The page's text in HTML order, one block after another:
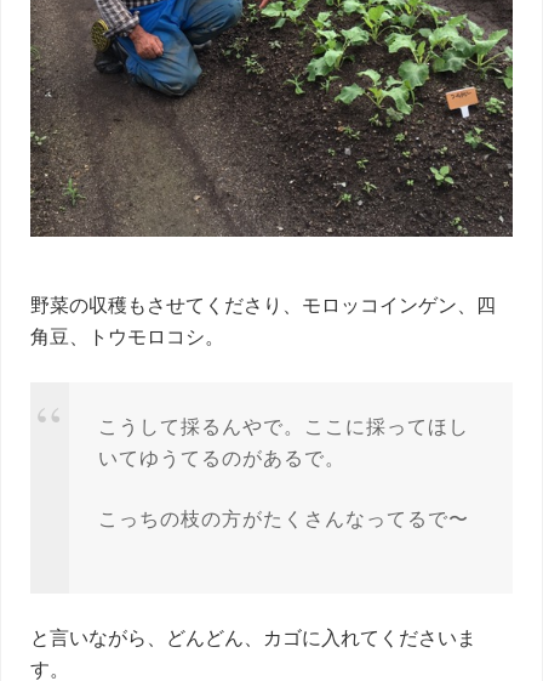
野菜の収穫もさせてくださり、モロッコインゲン、四
角豆、トウモロコシ。
こうして採るんやで。ここに採ってほし
いてゆうてるのがあるで。
こっちの枝の方がたくさんなってるで〜
と言いながら、どんどん、カゴに入れてくださいま
す。